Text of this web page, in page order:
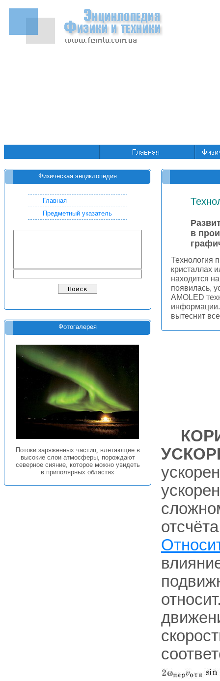
Физическая энциклопедия
Главная
Предметный указатель
Фотогалерея
Потоки заряженных частиц, влетающие в
высокие слои атмосферы, порождают
северное сияние, которое можно увидеть
в приполярных областях
в
Технология
кристаллах
находится
появилась,
AMOLED
вытеснит